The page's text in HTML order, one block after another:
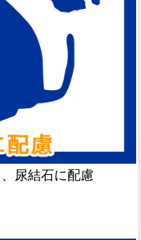
尿結石に配慮